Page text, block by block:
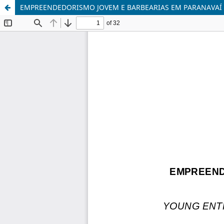
EMPREENDEDORISMO JOVEM E BARBEARIAS EM PARANAVAÍ